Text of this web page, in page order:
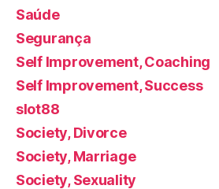
Saúde
Segurança
Self Improvement, Coaching
Self Improvement, Success
slot88
Society, Divorce
Society, Marriage
Society, Sexuality